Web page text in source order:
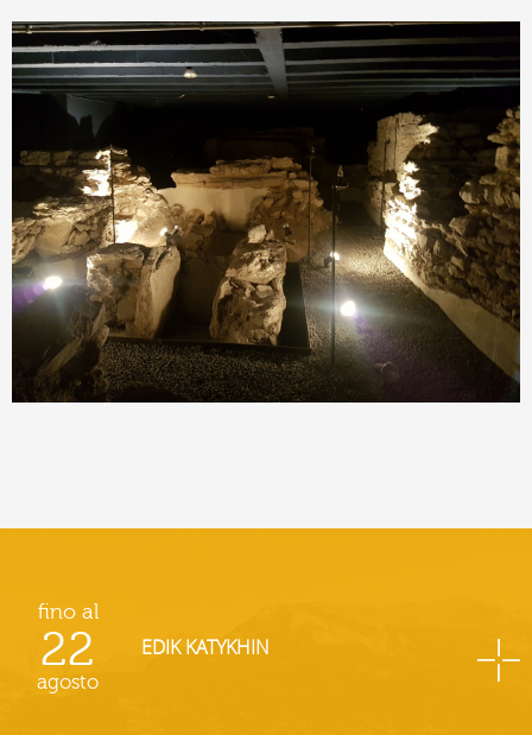
fino al
22
agosto
EDIK KATYKHIN